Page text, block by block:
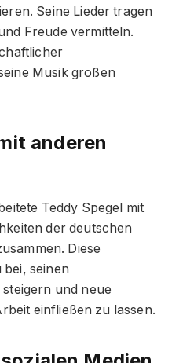
Seine Lieder tragen
Freude vermitteln.
Musik großen
anderen
Teddy Spegel mit
der deutschen
Diese
seinen
und neue
einfließen zu lassen.